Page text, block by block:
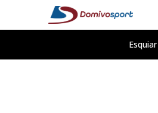
Esquiar